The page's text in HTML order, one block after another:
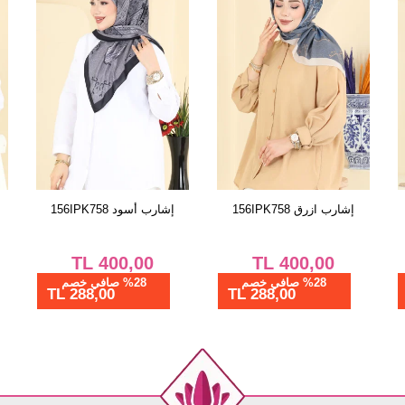
إشارب ازرق 156IPK758
400,00
TL
%28 صافي خصم
288,00 TL
الفستان أسود 800PM271
712,80
TL
%28 صافي خصم
513,22 TL